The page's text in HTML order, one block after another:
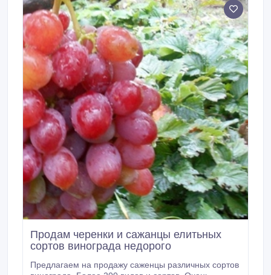
счетчика), - заправочным пистолетом с отсекателем
и поворотным соединением, - напорным(4 метра) и
всасывающим шлангом, - краном для слива,
наливной горловиной.
Продам черенки и сажанцы елитьных
сортов винограда недорого
Предлагаем на продажу саженцы различных сортов